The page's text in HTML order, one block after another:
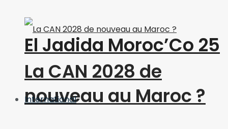
La CAN 2028 de
nouveau au Maroc ?
El Jadida Moroc’Co 25
International